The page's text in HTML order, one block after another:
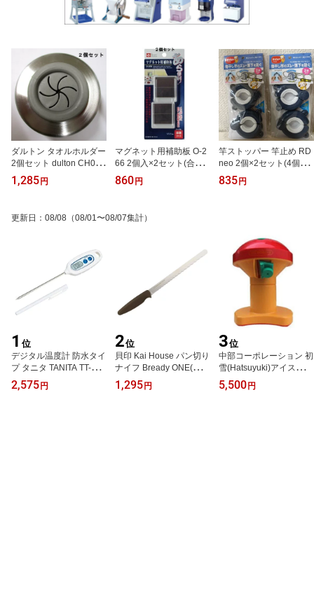
ダルトン タオルホルダー
2個セット dulton CH04-
H117/116 タオル掛け
【送料無料】【メール便
1,285 円
マグネット用補助板 O-2
66 2個入×2セット(合計4
個) レック【送料無料】
【メール便発送】磁石で
860 円
竿ストッパー 竿止め RD
neo 2個×2セット(4個入)
ダイヤコーポレーション
057456【送料無料】
835 円
更新日 ： 08/08 （08/01〜08/07集計）
1 位
デジタル温度計 防水タイ
プ タニタ TANITA TT-508
N-WH ホワイト 【送料無
料】【メール便発送】
2,575 円
2位
貝印 Kai House パン切り
ナイフ Bready ONE(ブレ
ッディ ワン)AB-5524
【送料無料】【メール便
1,295 円
3位
中部コーポレーション 初
雪(Hatsuyuki)アイスロボ
3 電動カキ氷器(かき氷
器・かき氷機) EC-80E
5,500 円